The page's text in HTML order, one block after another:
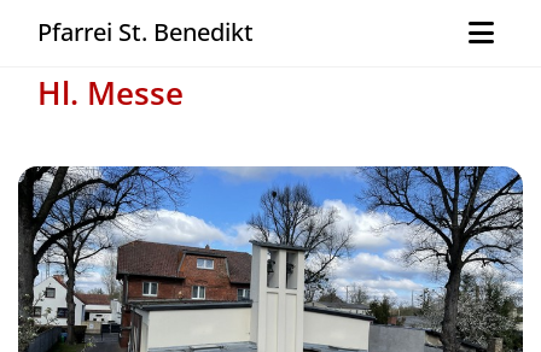
Pfarrei St. Benedikt
Hl. Messe